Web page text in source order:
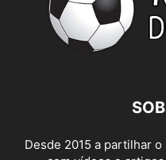
Desde 2015 a partilhar